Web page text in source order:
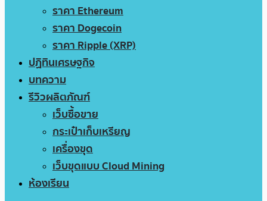
ราคา Ethereum
ราคา Dogecoin
ราคา Ripple (XRP)
ปฏิทินเศรษฐกิจ
บทความ
รีวิวผลิตภัณฑ์
เว็บซื้อขาย
กระเป๋าเก็บเหรียญ
เครื่องขุด
เว็บขุดแบบ Cloud Mining
ห้องเรียน